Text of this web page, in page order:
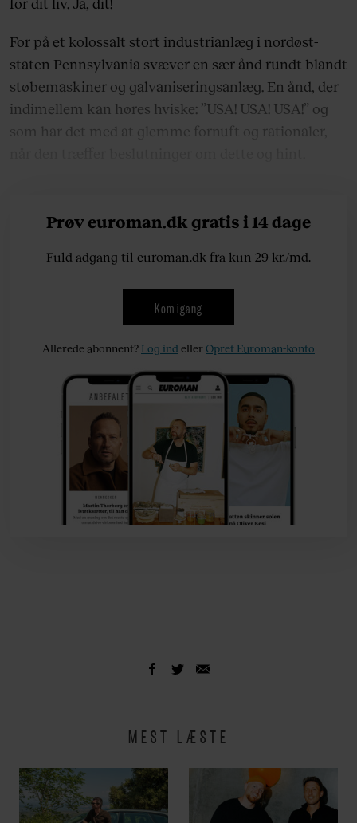
for dit liv. Ja, dit!
For på et kolossalt stort industrianlæg i nordøst-
staten Pennsylvania svæver en sær ånd rundt blandt
støbemaskiner og galvaniseringsanlæg. En ånd, der
indimellem kan høres hviske: ”USA! USA! USA!” og
som har det med at glemme fornuft og rationaler,
Prøv euroman.dk gratis i 14 dage
Fuld adgang til euroman.dk fra kun 29 kr./md.
Kom igang
Allerede abonnent? Log ind ellerOpret Euroman-konto
MEST LÆSTE